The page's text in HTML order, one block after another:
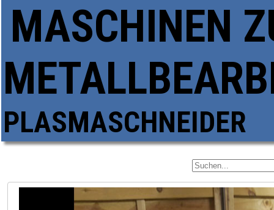
MASCHINEN
PLASMASCHNEIDER